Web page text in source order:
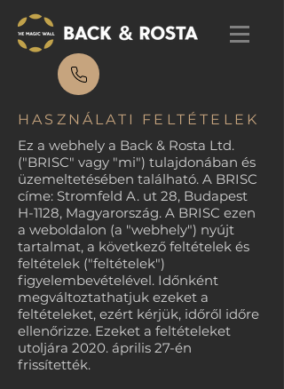
HASZNÁLATI FELTÉTELEK
Ez a webhely a Back & Rosta Ltd.
("BRISC" vagy "mi") tulajdonában és
üzemeltetésében található. A BRISC
címe: Stromfeld A. ut 28, Budapest
H-1128, Magyarország. A BRISC ezen
a weboldalon (a "webhely") nyújt
tartalmat, a következő feltételek és
feltételek ("feltételek")
figyelembevételével. Időnként
megváltoztathatjuk ezeket a
feltételeket, ezért kérjük, időről időre
ellenőrizze. Ezeket a feltételeket
utoljára 2020. április 27-én
frissítették.